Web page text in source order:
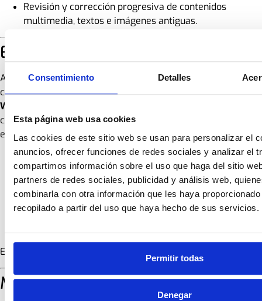
Consentimiento Detalles
Esta página web usa cookies
Las cookies de este sitio web se usan para personalizar el
anuncios, ofrecer funciones de redes sociales y analizar el
compartimos información sobre el uso que haga del sitio
partners de redes sociales, publicidad y análisis web,
combinarla con otra información que les haya
recopilado a partir del uso que haya hecho de sus servicios.
Permitir todas
Denegar
Revisión y corrección progresiva de contenidos
multimedia, textos e imágenes antiguas.
Estado de conformidad
Actualmente, el sitioesyde.es
está en proceso de mejora
continua y persigue un nivel de
WCAG 2.1 AA
completamente los requisitos de accesibilidad,
especialmente:
Contenidos multimedia sin subtítulos.
Documentos descargables (PDF) no etiquetados
correctamente.
Imágenes antiguas aún sin texto alternativo
Estamos trabajando activamente para corregir estos puntos.
Mecanismo de contacto